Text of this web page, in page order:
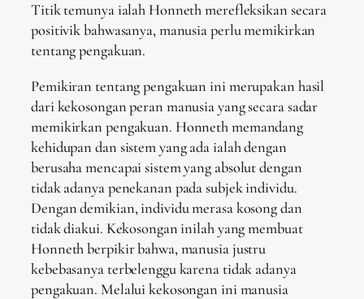
Titik temunya ialah Honneth merefleksikan secara
positivik bahwasanya, manusia perlu memikirkan
tentang pengakuan.
Pemikiran tentang pengakuan ini merupakan hasil
dari kekosongan peran manusia yang secara sadar
memikirkan pengakuan. Honneth memandang
kehidupan dan sistem yang ada ialah dengan
berusaha mencapai sistem yang absolut dengan
tidak adanya penekanan pada subjek individu.
Dengan demikian, individu merasa kosong dan
tidak diakui. Kekosongan inilah yang membuat
Honneth berpikir bahwa, manusia justru
kebebasanya terbelenggu karena tidak adanya
pengakuan. Melalui kekosongan ini manusia